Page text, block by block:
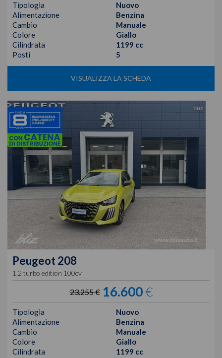
Tipologia
Nuovo
Alimentazione
Benzina
Cambio
Manuale
Colore
Giallo
Cilindrata
1199 cc
Posti
5
VISUALIZZA LA SCHEDA
Peugeot 208
1.2 turbo edition 100cv
23.255 € 16.600€
Tipologia
Nuovo
Alimentazione
Benzina
Cambio
Manuale
Colore
Giallo
Cilindrata
1199 cc